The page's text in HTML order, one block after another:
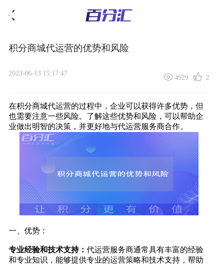
积分商城代运营的优势和风险
2023-06-13 15:17:47
4929 2
在积分商城代运营的过程中，企业可以获得许多优势，但
也需要注意一些风险。了解这些优势和风险，可以帮助企
业做出明智的决策，并更好地与代运营服务商合作。
一、优势：
专业经验和技术支持： 代运营服务商通常具有丰富的经验
和专业知识，能够提供专业的运营策略和技术支持，帮助